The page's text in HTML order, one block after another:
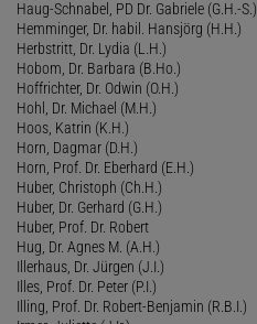
Haug-Schnabel, PD Dr. Gabriele (G.H.-S.)
Hemminger, Dr. habil. Hansjörg (H.H.)
Herbstritt, Dr. Lydia (L.H.)
Hobom, Dr. Barbara (B.Ho.)
Hoffrichter, Dr. Odwin (O.H.)
Hohl, Dr. Michael (M.H.)
Hoos, Katrin (K.H.)
Horn, Dagmar (D.H.)
Horn, Prof. Dr. Eberhard (E.H.)
Huber, Christoph (Ch.H.)
Huber, Dr. Gerhard (G.H.)
Huber, Prof. Dr. Robert
Hug, Dr. Agnes M. (A.H.)
Illerhaus, Dr. Jürgen (J.I.)
Illes, Prof. Dr. Peter (P.I.)
Illing, Prof. Dr. Robert-Benjamin (R.B.I.)